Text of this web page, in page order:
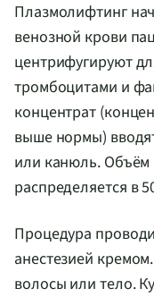
Плазмолифтинг
венозной крови
центрифугируют
тромбоцитами и
концентрат
выше нормы)
или канюль. Объём
распределяется в
Процедура
анестезией
волосы или тело.